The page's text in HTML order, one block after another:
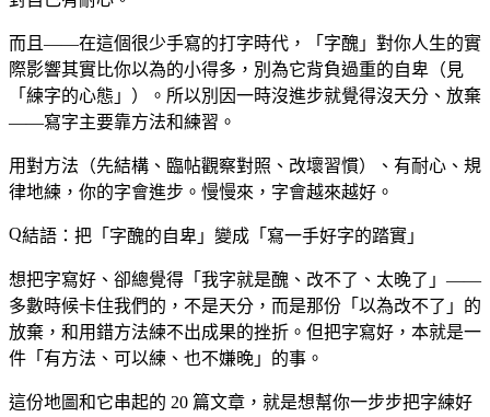
而且——在這個很少手寫的打字時代，「字醜」對你人生的實
際影響其實比你以為的小得多，別為它背負過重的自卑（見
「練字的心態」）。所以別因一時沒進步就覺得沒天分、放棄
——寫字主要靠方法和練習。
用對方法（先結構、臨帖觀察對照、改壞習慣）、有耐心、規
律地練，你的字會進步。慢慢來，字會越來越好。
結語：把「字醜的自卑」變成「寫一手好字的踏實」
想把字寫好、卻總覺得「我字就是醜、改不了、太晚了」——
多數時候卡住我們的，不是天分，而是那份「以為改不了」的
放棄，和用錯方法練不出成果的挫折。但把字寫好，本就是一
件「有方法、可以練、也不嫌晚」的事。
這份地圖和它串起的 20 篇文章，就是想幫你一步步把字練好